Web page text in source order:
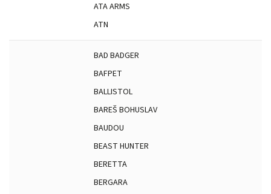
ATA ARMS
ATN
BAD BADGER
BAFPET
BALLISTOL
BAREŠ BOHUSLAV
BAUDOU
BEAST HUNTER
BERETTA
BERGARA